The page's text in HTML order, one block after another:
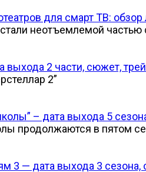
для смарт ТВ:
неотъемлемой частью
выхода 2 части, сюжет,
2”
– дата выхода 5
продолжаются в пятом
3 — дата выхода 3